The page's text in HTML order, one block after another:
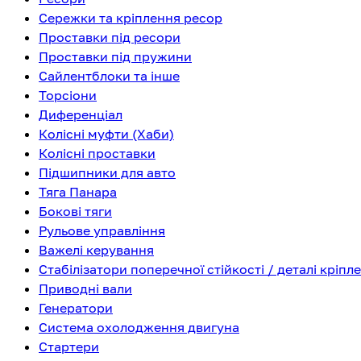
Сережки та кріплення ресор
Проставки під ресори
Проставки під пружини
Сайлентблоки та інше
Торсіони
Диференціал
Колісні муфти (Хаби)
Колісні проставки
Підшипники для авто
Тяга Панара
Бокові тяги
Рульове управління
Важелі керування
Стабілізатори поперечної стійкості / деталі
Приводні вали
Генератори
Система охолодження двигуна
Стартери